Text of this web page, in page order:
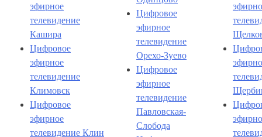
эфирное
телевидение
Кашира
Цифровое
эфирное
телевидение
Климовск
Цифровое
эфирное
телевидение Клин
Цифровое
эфирное
телевидение
Орехо-Зуево
Цифровое
эфирное
телевидение
Павловская-
Слобода